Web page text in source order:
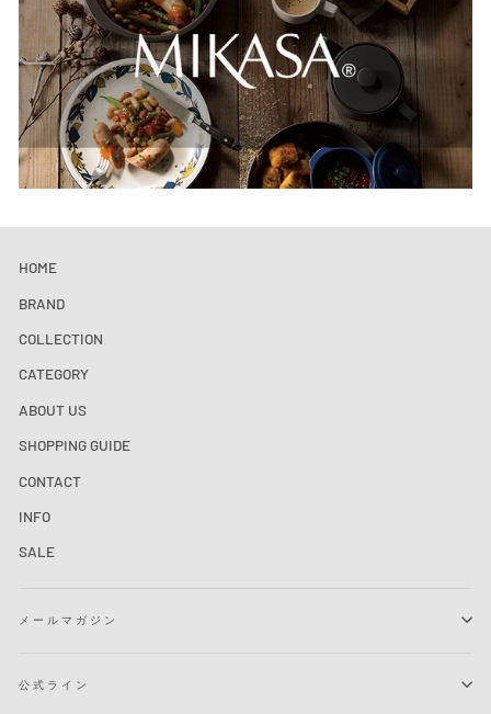
HOME
BRAND
COLLECTION
CATEGORY
ABOUT US
SHOPPING GUIDE
CONTACT
INFO
SALE
メールマガジン
公式ライン